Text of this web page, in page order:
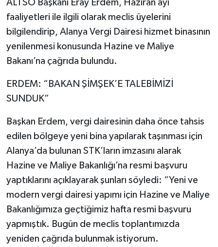
ALTSO Başkanı Eray Erdem, Haziran ayı
faaliyetleri ile ilgili olarak meclis üyelerini
bilgilendirip, Alanya Vergi Dairesi hizmet binasının
yenilenmesi konusunda Hazine ve Maliye
Bakanı’na çağrıda bulundu.
ERDEM: “BAKAN ŞİMŞEK’E TALEBİMİZİ
SUNDUK”
Başkan Erdem, vergi dairesinin daha önce tahsis
edilen bölgeye yeni bina yapılarak taşınması için
Alanya’da bulunan STK’ların imzasını alarak
Hazine ve Maliye Bakanlığı’na resmi başvuru
yaptıklarını açıklayarak şunları söyledi: “Yeni ve
modern vergi dairesi yapımı için Hazine ve Maliye
Bakanlığımıza geçtiğimiz hafta resmi başvuru
yapmıştık. Bugün de meclis toplantımızda
yeniden çağrıda bulunmak istiyorum.